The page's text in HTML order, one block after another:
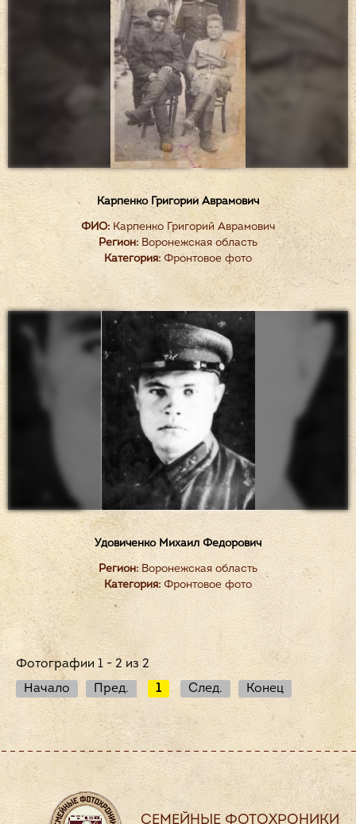
Карпенко Григорий Аврамович
ФИО: Карпенко Григорий Аврамович
Регион: Воронежская область
Категория: Фронтовое фото
Удовиченко Михаил Федорович
Регион: Воронежская область
Категория:Фронтовое фото
Фотографии 1 - 2 из 2
Начало
Пред. 1 След. Конец
СЕМЕЙНЫЕ ФОТОХРОНИКИ